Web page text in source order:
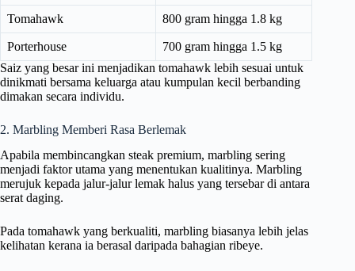
Tomahawk 800 gram hingga 1.8 kg
Porterhouse
700 gram hingga 1.5 kg
Saiz yang besar ini menjadikan tomahawk lebih sesuai untuk
dinikmati bersama keluarga atau kumpulan kecil berbanding
dimakan secara individu.
2. Marbling Memberi Rasa Berlemak
Apabila membincangkan steak premium, marbling sering
menjadi faktor utama yang menentukan kualitinya. Marbling
merujuk kepada jalur-jalur lemak halus yang tersebar di antara
serat daging.
Pada tomahawk yang berkualiti, marbling biasanya lebih jelas
kelihatan kerana ia berasal daripada bahagian ribeye.